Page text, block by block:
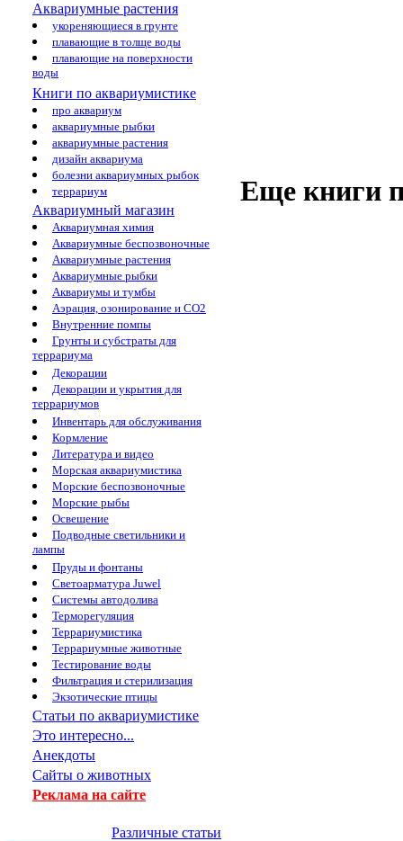
Аквариумные растения
укореняющиеся в грунте
плавающие в толще воды
плавающие на поверхности
воды
Книги по аквариумистике
про аквариум
аквариумные рыбки
аквариумные растения
дизайн аквариума
болезни аквариумных рыбок
террариум
Аквариумный магазин
Аквариумная химия
Аквариумные беспозвоночные
Аквариумные растения
Аквариумные рыбки
Аквариумы и тумбы
Аэрация, озонирование и CO2
Внутренние помпы
Грунты и субстраты для
террариума
Декорации
Декорации и укрытия для
террариумов
Инвентарь для обслуживания
Кормление
Литература и видео
Морская аквариумистика
Морские беспозвоночные
Морские рыбы
Освещение
Подводные светильники и
лампы
Пруды и фонтаны
Светоарматура Juwel
Системы автодолива
Терморегуляция
Террариумистика
Террариумные животные
Тестирование воды
Фильтрация и стерилизация
Экзотические птицы
Статьи по аквариумистике
Это интересно...
Анекдоты
Сайты о животных
Реклама на сайте
Различные статьи
Еще книги